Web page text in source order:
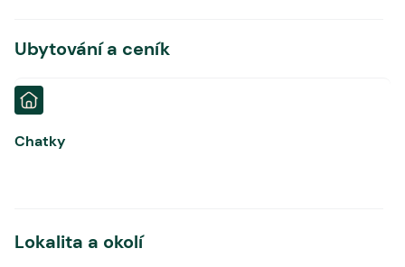
Ubytování a ceník
Chatky
Lokalita a okolí